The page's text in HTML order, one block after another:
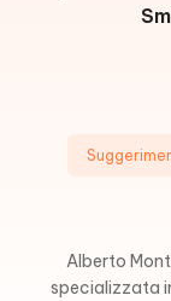
Alberto
specializzata